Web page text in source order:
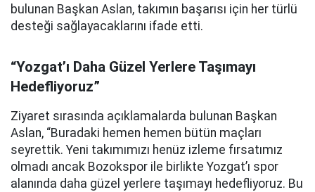
bulunan Başkan Aslan, takımın başarısı için her türlü
desteği sağlayacaklarını ifade etti.
“Yozgat’ı Daha Güzel Yerlere Taşımayı
Hedefliyoruz”
Ziyaret sırasında açıklamalarda bulunan Başkan
Aslan, “Buradaki hemen hemen bütün maçları
seyrettik. Yeni takımımızı henüz izleme fırsatımız
olmadı ancak Bozokspor ile birlikte Yozgat’ı spor
alanında daha güzel yerlere taşımayı hedefliyoruz. Bu